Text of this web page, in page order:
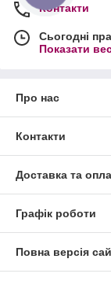
Контакти
Сьогодні
Показати
Про нас
Контакти
Доставка та
Графік роботи
Повна версія